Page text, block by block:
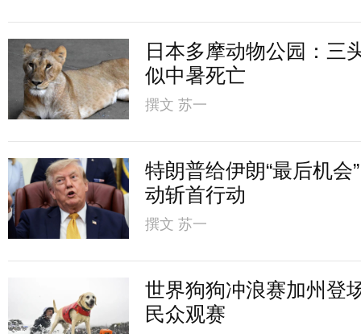
日本多摩动物公园：三
似中暑死亡
撰文 苏一
特朗普给伊朗“最后机会
动斩首行动
撰文 苏一
世界狗狗冲浪赛加州登
民众观赛